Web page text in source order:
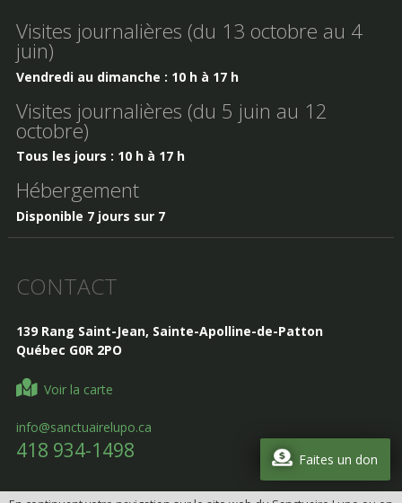
Faites un don
Visites journalières (du 13 octobre au 4
juin)
Vendredi au dimanche : 10 h à 17 h
Visites journalières (du 5 juin au 12
octobre)
Tous les jours : 10 h à 17 h
Hébergement
Disponible 7 jours sur 7
CONTACT
139 Rang Saint-Jean, Sainte-Apolline-de-Patton
Québec G0R 2PO
Voir la carte
info@sanctuairelupo.ca
418 934-1498